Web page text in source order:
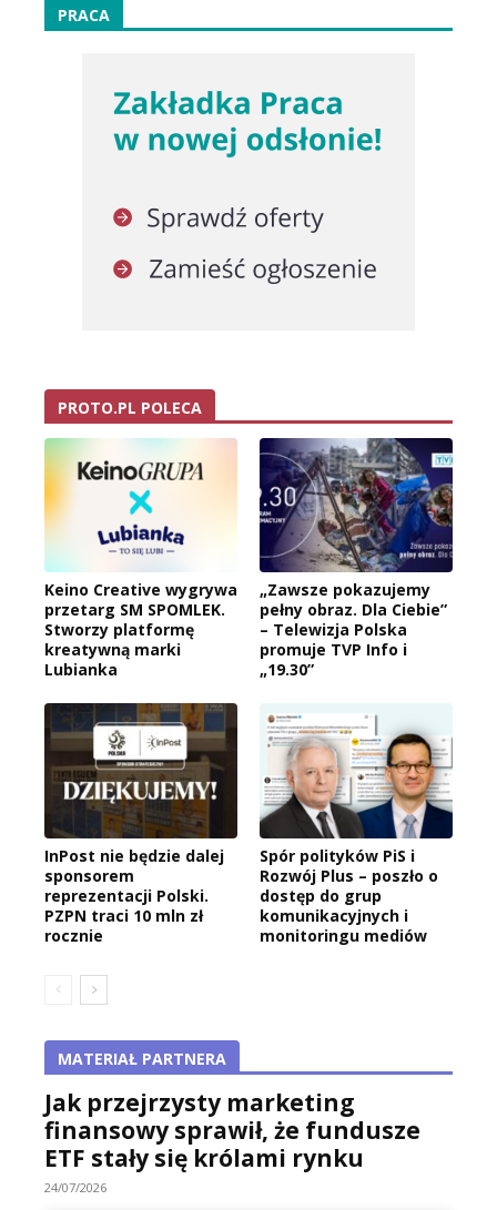
PRACA
PROTO.PL POLECA
Keino Creative wygrywa
przetarg SM SPOMLEK.
Stworzy platformę
kreatywną marki
Lubianka
„Zawsze pokazujemy
pełny obraz. Dla Ciebie”
– Telewizja Polska
promuje TVP Info i
„19.30”
InPost nie będzie dalej
sponsorem
reprezentacji Polski.
PZPN traci 10 mln zł
rocznie
Spór polityków PiS i
Rozwój Plus – poszło o
dostęp do grup
komunikacyjnych i
monitoringu mediów
MATERIAŁ PARTNERA
Jak przejrzysty marketing
finansowy sprawił, że fundusze
ETF stały się królami rynku
24/07/2026